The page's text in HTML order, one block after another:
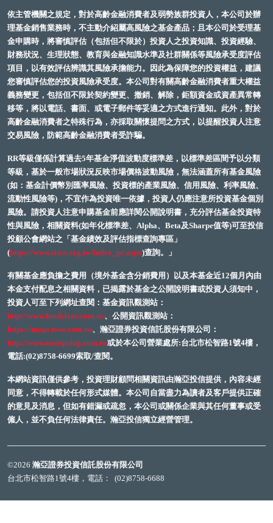
依主管機關之規定，對於高齡金融消費者及弱勢族群投資人，本公司於辦
理基金銷售業務時，不主動介紹屬高風險之基金產品；且本公司於受理基
金申購時，將審慎評估（包括但不限於）投資人之投資知識、投資經驗、
財務狀況、生理狀態、教育與金融知識水準及社群關係等風險承受度評估
項目，以有效評估辨識其風險承擔能力。因此為保障您的投資權益，建議
您審慎評估您的投資風險承受度。本公司對有關高齡金融消費者重大權益
義務變更，包括但不限於契約變更、撤銷、解除，鉅額資金或資產異常轉
移等，將以電話、書面、或電子郵件等妥適之方式進行通知。此外，對於
高齡金融消費者之特殊行為，亦採取關懷提問之方式，以提醒投資人注意
交易風險，防範高齡金融消費者受詐騙。
RR等級僅係計算過去5年基金淨值波動度標準差，以標準差區間予以分類
等級，基於一般市場狀況反映市場價格波動風險，無法涵蓋所有基金風險
(如：基金計價幣別匯率風險、投資標的產業風險、信用風險、利率風險、
流動性風險等)，不宜作為投資唯一依據，投資人仍應注意所投資基金個別
風險。請投資人注意申購基金前應詳閱公開說明書，充分評估基金投資特
性與風險，相關資料(如年化標準差、Alpha、Beta及Sharpe值等)可至投信
投顧公會網站之「基金績效及評估指標查詢專區」
(https://www.sitca.org.tw/index_pc.aspx)查詢。」
有關基金應負擔之費用（境外基金含分銷費用）以及本基金近12個月內由
本金支付配息之相關資料，已揭露於基金之公開說明書或投資人須知中，
投資人可至下列網址查閱：基金資訊觀測站：
http://www.fundclear.com.tw、公開資訊觀測站：
https://mops.twse.com.tw、瀚亞證券投資信託股份有限公司：
http://www.eastspring.com.tw或於本公司營業處所:台北市松智路1號4樓，
電話:(02)8758-6699索取/查閱。
本網站資訊僅供參考，投資理財顧問相關資訊由瀚亞投信提供，內容未經
同意，不得轉載於任何形式媒體。本公司自當盡力為讀者及客戶提供正確
的意見及消息，但如有錯漏或疏忽，本公司或關係企業與其任何董事或受
僱人，並不負任何法律責任。瀚亞投信獨立經營管理。
©2026 瀚亞證券投資信託股份有限公司
台北市松智路1號4樓，電話： (02)8758-6688